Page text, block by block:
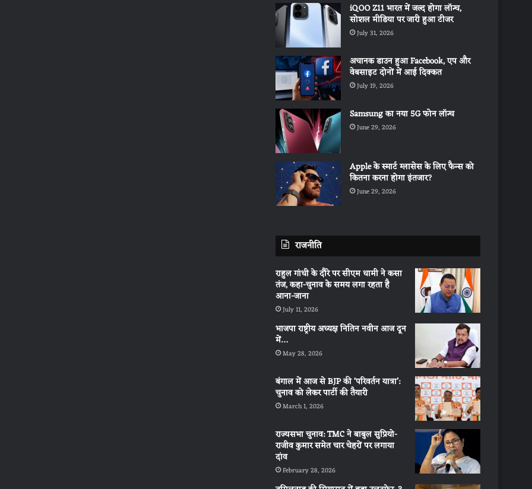
iQOO Z11 भारत में जल्द होगा लॉन्च,
सोशल मीडिया पर जारी हुआ टीजर
July 31, 2026
अचानक डाउन हुआ Facebook, एप और
वेबसाइट दोनों में आई दिक्कत
July 19, 2026
Samsung का नया 5G फोन लॉन्च
June 29, 2026
Apple के स्मार्ट ग्लासेस के लिए फैन्स को
कितना करना होगा इंतजार?
June 29, 2026
राजनीति
राहुल गांधी के दौरे पर सीएम धामी ने कसा
तंज, कहा-चुनाव के समय लगा रहता है
आना-जाना
July 11, 2026
भाजपा राष्ट्रीय अध्यक्ष नितिन नवीन आज दून
में…
May 28, 2026
बंगाल में आज से BJP की ‘परिवर्तन यात्रा’:
चुनाव को लेकर पार्टी की तैयारी
March 1, 2026
राज्यसभा चुनाव: TMC ने बाबुल सुप्रियो-
राजीव कुमार समेत चार चेहरों पर लगाया
दांव
February 28, 2026